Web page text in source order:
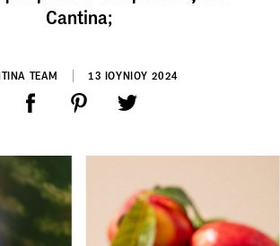
Cantina;
TEAM 13 ΙΟΥΝΙΟΥ 2024